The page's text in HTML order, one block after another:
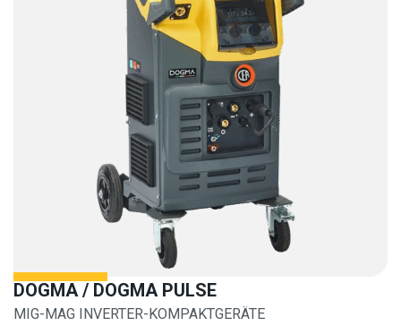
DOGMA / DOGMA PULSE
MIG-MAG INVERTER-KOMPAKTGERÄTE